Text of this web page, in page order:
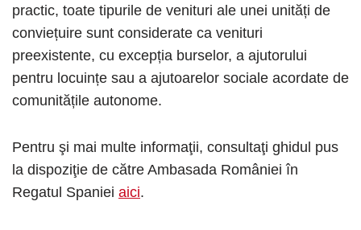
practic, toate tipurile de venituri ale unei unități de
conviețuire sunt considerate ca venituri
preexistente, cu excepția burselor, a ajutorului
pentru locuințe sau a ajutoarelor sociale acordate de
comunitățile autonome.
Pentru şi mai multe informaţii, consultaţi ghidul pus
la dispoziţie de către Ambasada României în
Regatul Spaniei aici.